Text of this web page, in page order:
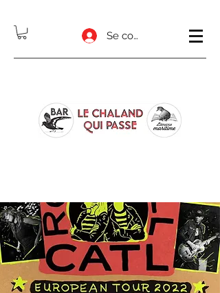
Se connecter